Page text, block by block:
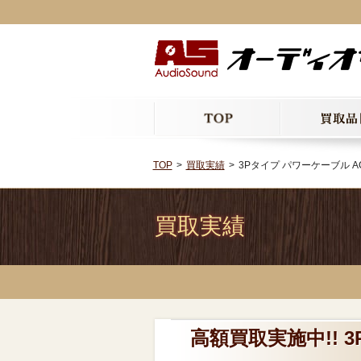
TOP 買取実績 3Pタイプ パワーケーブル
買取実績
高額買取実施中!!